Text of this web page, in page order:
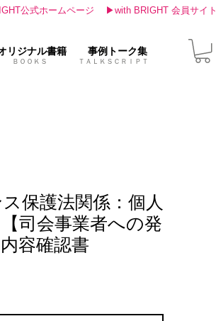
リジナル書籍 事例トーク集
公式ホームページ ▶with BRIGHT 会員サイト
ＯＫＳ ＴＡＬＫＳＣＲＩＰＴ
保護法関係：個人
司会事業者への発
容確認書